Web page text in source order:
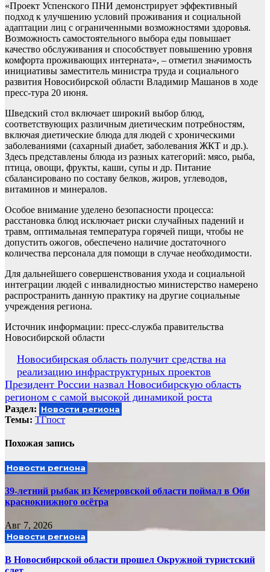
«Проект Успенского ПНИ демонстрирует эффективный
подход к улучшению условий проживания и социальной
адаптации лиц с ограниченными возможностями здоровья.
Возможность самостоятельного выбора еды повышает
качество обслуживания и способствует повышению уровня
комфорта проживающих интерната», – отметил значимость
инициативы заместитель министра труда и социального
развития Новосибирской области Владимир Машанов в ходе
пресс-тура 20 июня.
Шведский стол включает широкий выбор блюд,
соответствующих различным диетическим потребностям,
включая диетические блюда для людей с хроническими
заболеваниями (сахарный диабет, заболевания ЖКТ и др.).
Здесь представлены блюда из разных категорий: мясо, рыба,
птица, овощи, фрукты, каши, супы и др. Питание
сбалансировано по составу белков, жиров, углеводов,
витаминов и минералов.
Особое внимание уделено безопасности процесса:
расстановка блюд исключает риски случайных падений и
травм, оптимальная температура горячей пищи, чтобы не
допустить ожогов, обеспечено наличие достаточного
количества персонала для помощи в случае необходимости.
Для дальнейшего совершенствования ухода и социальной
интеграции людей с инвалидностью министерство намерено
распространить данную практику на другие социальные
учреждения региона.
Источник информации: пресс-служба правительства
Новосибирской области
Навигация
по
записям
Новосибирская область получит средства на
реализацию инфраструктурных проектов
Президент России назвал Новосибирскую область
регионом с самой высокой динамикой роста
Раздел: Новости региона
Темы: ТГпост
Похожая запись
Новости региона
39-летний рыбак из Кемеровской области поймал в Оби
краснокнижного осётра
Авг 7, 2026
Новости региона
В Новосибирской области прошел Окружной туристский